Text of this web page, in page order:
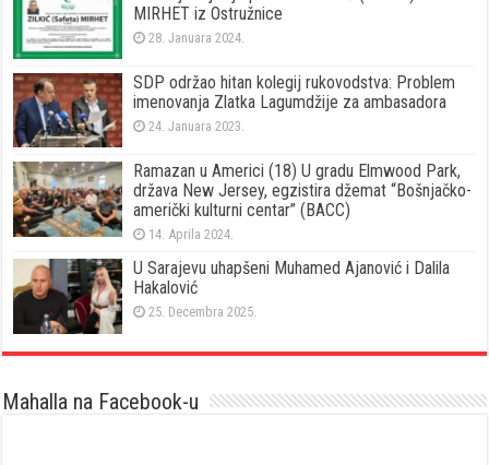
MIRHET iz Ostružnice
28. Januara 2024.
SDP održao hitan kolegij rukovodstva: Problem
imenovanja Zlatka Lagumdžije za ambasadora
24. Januara 2023.
Ramazan u Americi (18) U gradu Elmwood Park,
država New Jersey, egzistira džemat “Bošnjačko-
američki kulturni centar” (BACC)
14. Aprila 2024.
U Sarajevu uhapšeni Muhamed Ajanović i Dalila
Hakalović
25. Decembra 2025.
Mahalla na Facebook-u